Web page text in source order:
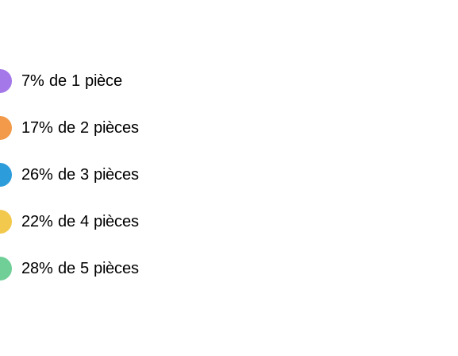
14 €
14 €
7% de 1 pièce
17% de 2 pièces
26% de 3 pièces
22% de 4 pièces
28% de 5 pièces